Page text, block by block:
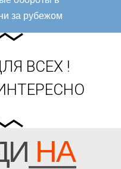
за рубежом
ВСЕХ !
НА